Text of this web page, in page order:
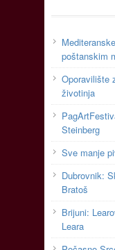
poštanskim
Oporavilište
životinja
Steinberg
Sve manje
Dubrovnik:
Bratoš
Brijuni:
Leara